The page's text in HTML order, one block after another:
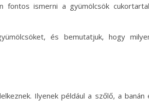
fontos ismerni a gyümölcsök
és bemutatjuk, hogy
Ilyenek például a szőlő, a